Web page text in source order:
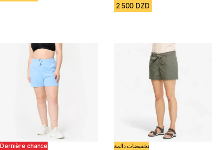
2 500 DZD
Dernière chance تخفيضات دائمة